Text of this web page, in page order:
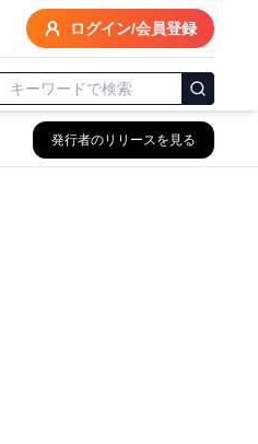
ログイン/会員登録
発行者のリリースを見る